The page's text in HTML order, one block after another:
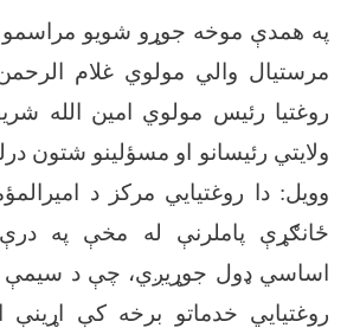
په همدې موخه جوړو شویو مراسمو
مرستيال والي مولوي غلام
روغتیا رئیس مولوي امین الله
ولایتي رئیسانو او مسؤلینو شتون
وویل: دا روغتیایي مرکز د
ځانګړې پاملرنې له مخې په
اساسي ډول جوړيږي، چې د سيمې
روغتیایي خدماتو برخه کې اړينې